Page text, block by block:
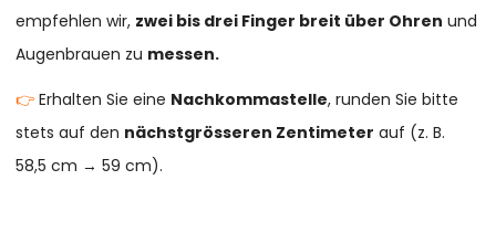
empfehlen wir, zwei bis drei Finger breit über Ohren und
Augenbrauen zu messen.
👉Erhalten Sie eine Nachkommastelle, runden Sie bitte
stets auf den nächstgrösseren Zentimeter auf (z. B.
58,5 cm → 59 cm).